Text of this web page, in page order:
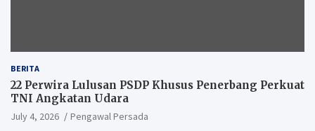
BERITA
22 Perwira Lulusan PSDP Khusus Penerbang Perkuat
TNI Angkatan Udara
July 4, 2026 Pengawal Persada